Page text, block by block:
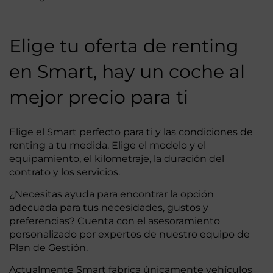
Elige tu oferta de renting
en Smart, hay un coche al
mejor precio para ti
Elige el Smart perfecto para ti y las condiciones de
renting a tu medida. Elige el modelo y el
equipamiento, el kilometraje, la duración del
contrato y los servicios.
¿Necesitas ayuda para encontrar la opción
adecuada para tus necesidades, gustos y
preferencias? Cuenta con el asesoramiento
personalizado por expertos de nuestro equipo de
Plan de Gestión.
Actualmente Smart fabrica únicamente vehículos